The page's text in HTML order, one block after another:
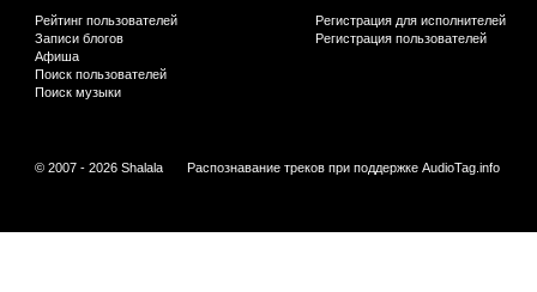
Рейтинг пользователей
Записи блогов
Афиша
Поиск пользователей
Поиск музыки
Регистрация для исполнителей
Регистрация пользователей
© 2007 - 2026 Shalala Распознавание треков при поддержке AudioTag.info